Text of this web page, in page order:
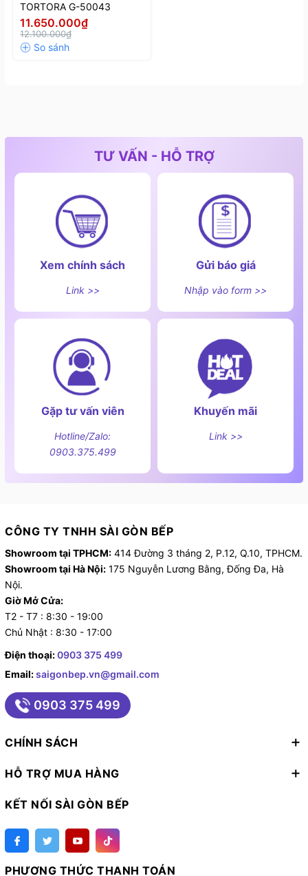
TORTORA G-50043
11.650.000₫
12.100.000₫
TƯ VẤN - HỖ TRỢ
Xem chính sách
Link >>
Gửi báo giá
Nhập vào form >>
Gặp tư vấn viên
Hotline/Zalo:
0903.375.499
Khuyến mãi
Link >>
CÔNG TY TNHH SÀI GÒN BẾP
Showroom tại TPHCM: 414 Đường 3 tháng 2, P.12, Q.10, TPHCM.
Showroom tại Hà Nội: 175 Nguyễn Lương Bằng, Đống Đa, Hà
Nội.
Giờ Mở Cửa:
T2 - T7 : 8:30 - 19:00
Chủ Nhật : 8:30 - 17:00
Điện thoại:0903 375 499
Email:saigonbep.vn@gmail.com
0903 375 499
CHÍNH SÁCH
HỖ TRỢ MUA HÀNG
KẾT NỐI SÀI GÒN BẾP
PHƯƠNG THỨC THANH TOÁN